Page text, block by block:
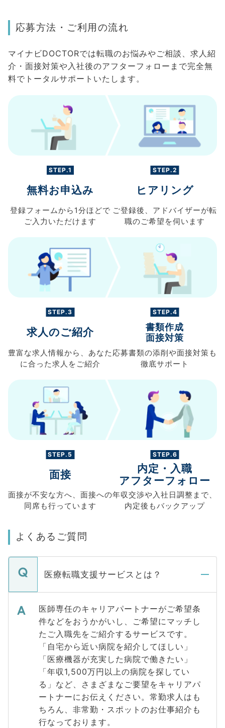
応募方法・ご利用の流れ
マイナビDOCTORでは転職のお悩みやご相談、求人紹
介・面接対策や入社後のアフターフォローまで完全無
料でトータルサポートいたします。
STEP.1
無料お申込み
登録フォームから 1分ほどで
ご入力 いただけます
STEP.2
ヒアリング
ご登録後、 アドバイザーが転
職のご希望を伺います
STEP.3
求人のご紹介
豊富な求人情報から、 あなた
に合った求人を ご紹介
STEP.4
書類作成
面接対策
応募書類の添削や面接対策も
徹底サポート
STEP.5
面接
面接が不安な方へ、 面接への
同席も行っています
STEP.6
内定・入職
アフターフォロー
年収交渉や入社日調整まで、
内定後もバックアップ
よくあるご質問
医療転職支援サービスとは？
医師専任のキャリアパートナーがご希望条
件などをおうかがいし、ご希望にマッチし
たご入職先をご紹介するサービスです。
「自宅から近い病院を紹介してほしい」
「医療機器が充実した病院で働きたい」
「年収1,500万円以上の病院を探してい
る」など、さまざまなご要望をキャリアパ
ートナーにお伝えください。常勤求人はも
ちろん、非常勤・スポットのお仕事紹介も
行なっております。